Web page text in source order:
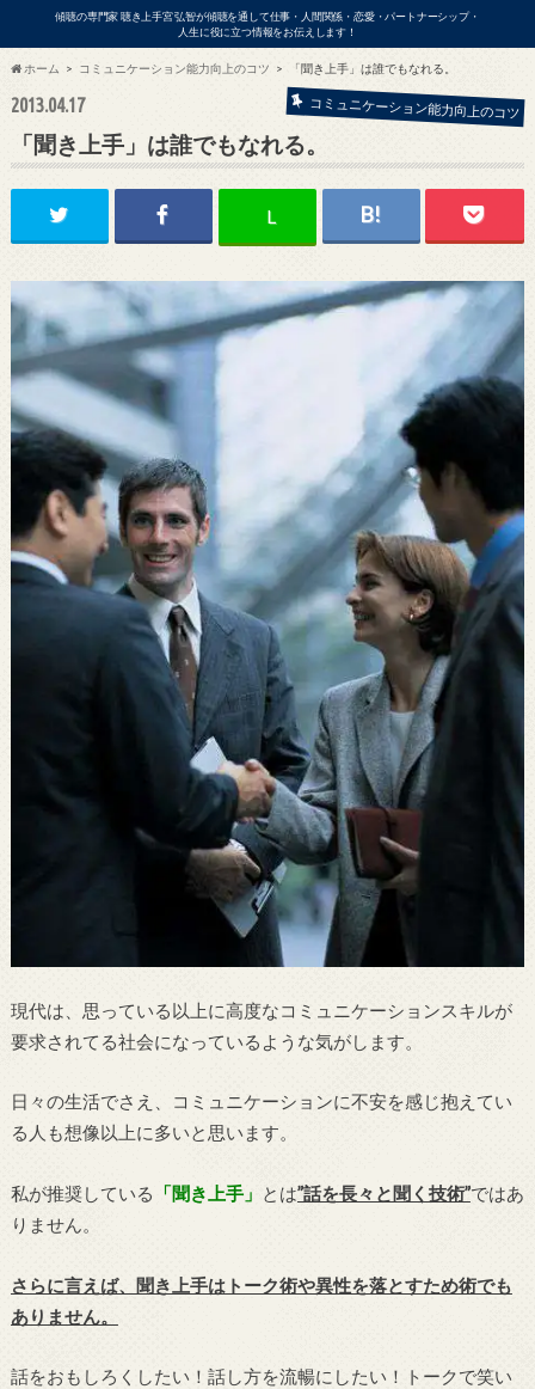
傾聴の専門家 聴き上手宮 弘智が傾聴を通して仕事・人間関係・恋愛・パートナーシップ・
人生に役に立つ情報をお伝えします！
出演依頼・各種お問い合わせはこ
ホーム コミュニケーション能力向上のコツ 「聞き上手」は誰でもなれる。
2013.04.17 コミュニケーション能力向上のコツ
「聞き上手」は誰でもなれる。
L
現代は、思っている以上に高度なコミュニケーションスキルが
要求されてる社会になっているような気がします。
日々の生活でさえ、コミュニケーションに不安を感じ抱えてい
る人も想像以上に多いと思います。
私が推奨している 「聞き上手」 とは”話を長々と聞く技術”ではあ
りません。
さらに言えば、聞き上手はトーク術や異性を落とすため術でも
ありません。
話をおもしろくしたい！話し方を流暢にしたい！トークで笑い